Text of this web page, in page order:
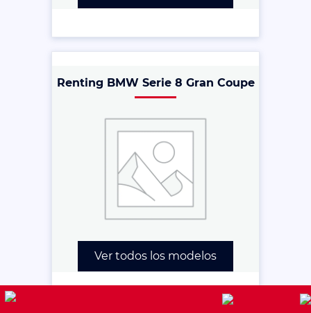
Renting BMW Serie 8 Gran Coupe
Ver todos los modelos